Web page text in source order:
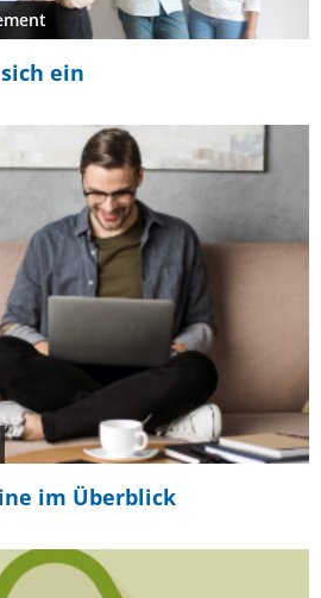
ein
im Überblick